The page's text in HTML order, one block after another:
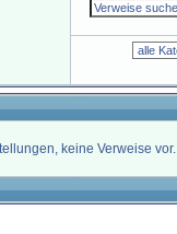
keine Verweise vor.